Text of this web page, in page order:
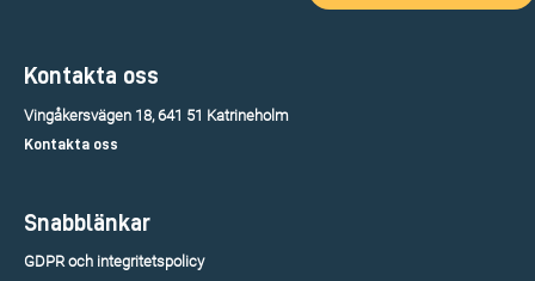
Kontakta oss
Vingåkersvägen 18, 641 51 Katrineholm
Kontakta oss
Snabblänkar
GDPR och integritetspolicy